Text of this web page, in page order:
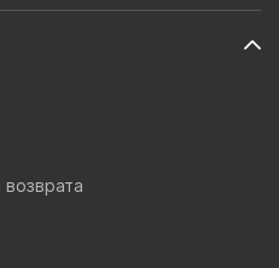
возврата